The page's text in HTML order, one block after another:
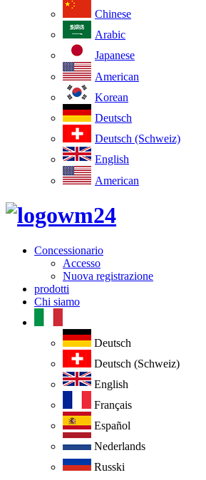
Chinese
Arabic
Japanese
American
Korean
Deutsch
Deutsch (Schweiz)
English
American
Concessionario
Accesso
Nuova registrazione
prodotti
Chi siamo
Deutsch
Deutsch (Schweiz)
English
Français
Español
Nederlands
Russki